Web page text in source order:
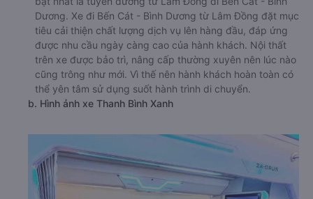
Dương. Xe đi Bến Cát - Bình Dương từ Lâm Đồng đặt mục
tiêu cải thiện chất lượng dịch vụ lên hàng đầu, đáp ứng
được nhu cầu ngày càng cao của hành khách. Nội thất
trên xe được bảo trì, nâng cấp thường xuyên nên lúc nào
cũng trông như mới. Vì thế nên hành khách hoàn toàn có
thể yên tâm sử dụng suốt hành trình di chuyển.
b. Hình ảnh xe Thanh Bình Xanh